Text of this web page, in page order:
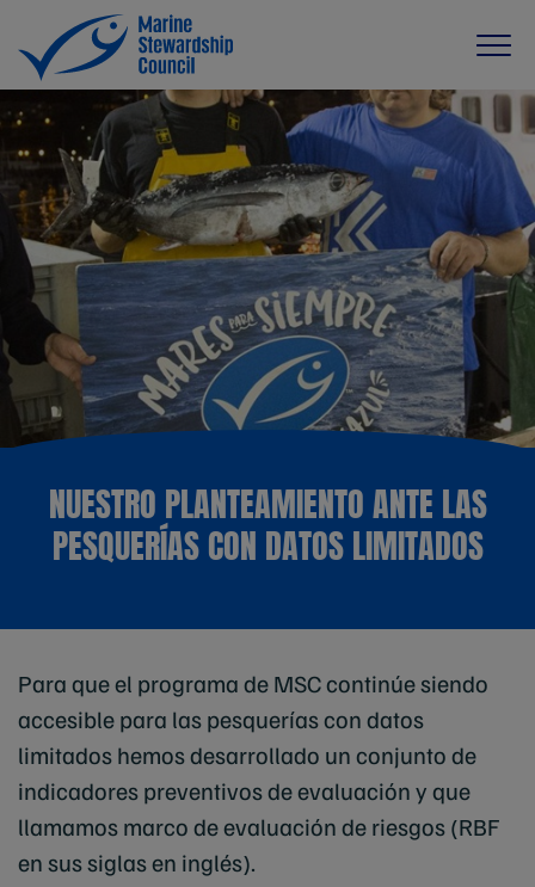
NUESTRO PLANTEAMIENTO ANTE LAS
PESQUERÍAS CON DATOS LIMITADOS
Para que el programa de MSC continúe siendo
accesible para las pesquerías con datos
limitados hemos desarrollado un conjunto de
indicadores preventivos de evaluación y que
llamamos marco de evaluación de riesgos (RBF
en sus siglas en inglés).